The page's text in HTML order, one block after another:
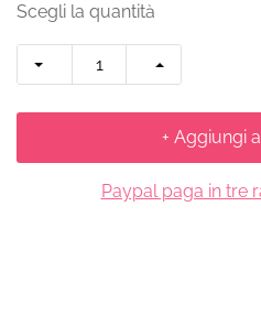
Scegli la quantità
+ Aggiungi
Paypal paga in tre